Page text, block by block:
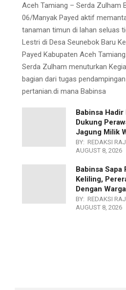
Aceh Tamiang – Serda Zulham
06/Manyak Payed aktif
tanaman timun di lahan seluas
Lestri di Desa Seunebok Baru
Payed Kabupaten Aceh
Serda Zulham menuturkan
bagian dari tugas
pertanian.di mana Babinsa
Babinsa
Dukung
Jagung Milik
BY: REDAKSI
AUGUST 8, 2026
Babinsa Sapa
Keliling,
Dengan
BY: REDAKSI
AUGUST 8, 2026